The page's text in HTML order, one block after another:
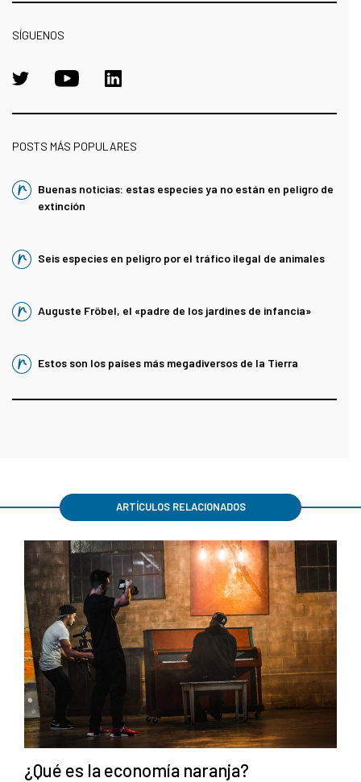
SÍGUENOS
POSTS MÁS POPULARES
Buenas noticias: estas especies ya no están en peligro de
extinción
Seis especies en peligro por el tráfico ilegal de animales
Auguste Fröbel, el «padre de los jardines de infancia»
Estos son los países más megadiversos de la Tierra
ARTÍCULOS RELACIONADOS
¿Qué es la economía naranja?